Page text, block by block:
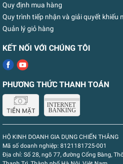
Quy định mua hàng
Quy trình tiếp nhận và giải quyết khiếu
Quản lý giỏ hàng
KẾT NỐI VỚI CHÚNG TÔI
PHƯƠNG THỨC THANH TOÁN
HỘ KINH DOANH GIA DỤNG CHIẾN THẮNG
Mã số doanh nghiệp: 8121181725-001
Địa chỉ: Số 28, ngõ 77, đường Cổng Bàng,